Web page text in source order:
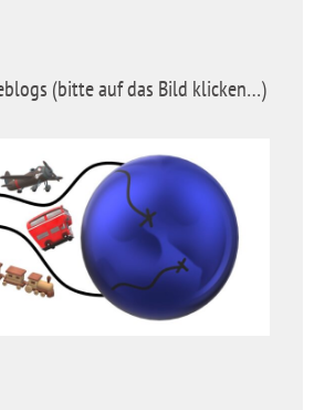
(bitte auf das Bild klicken…)